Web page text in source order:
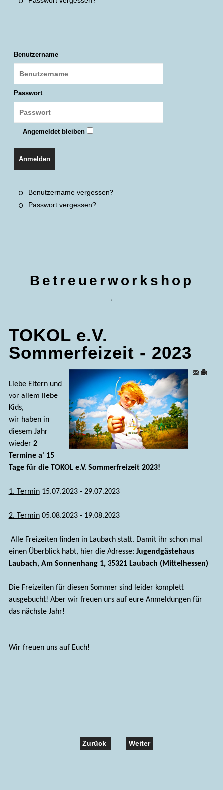
Benutzername
Passwort
Angemeldet bleiben
Anmelden
Benutzername vergessen?
Passwort vergessen?
Betreuerworkshop
TOKOL e.V.
Sommerfeizeit - 2023
Liebe Eltern und
vor allem liebe
Kids,
wir haben in
diesem Jahr
wieder 2
Termine a' 15
Tage für die TOKOL e.V. Sommerfreizeit 2023!
1. Termin15.07.2023 - 29.07.2023
2. Termin05.08.2023 - 19.08.2023
Alle Freizeiten finden in Laubach statt. Damit ihr schon mal
einen Überblick habt, hier die Adresse: Jugendgästehaus
Laubach, Am Sonnenhang 1, 35321 Laubach (Mittelhessen)
Die Freizeiten für diesen Sommer sind leider komplett
ausgebucht! Aber wir freuen uns auf eure Anmeldungen für
das nächste Jahr!
Wir freuen uns auf Euch!
Zurück Weiter